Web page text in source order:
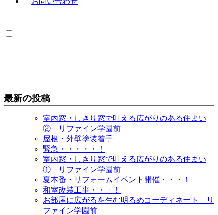
最新の投稿
室内窓・しきり窓で叶える広がりのある住まい
② リファイン学園前
屋根・外壁塗装着手
緊急・・・・・！
室内窓・しきり窓で叶える広がりのある住まい
① リファイン学園前
夏本番・リフォームイベント開催・・・！
和室改装工事・・・！
お部屋に広がるを生む明るめコーディネート リ
ファイン学園前